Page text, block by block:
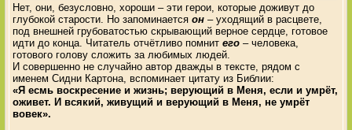
Нет, они, безусловно, хороши – эти герои, которые доживут до
глубокой старости. Но запоминаетсяон – уходящий в расцвете,
под внешней грубоватостью скрывающий верное сердце, готовое
идти до конца. Читатель отчётливо помнитего – человека,
готового голову сложить за любимых людей.
И совершенно не случайно автор дважды в тексте, рядом с
именем Сидни Картона, вспоминает цитату из Библии:
«Я есмь воскресение и жизнь; верующий в Меня, если и умрёт,
оживет. И всякий, живущий и верующий в Меня, не умрёт
вовек».